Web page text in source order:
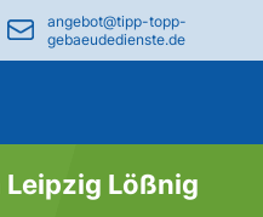
angebot@tipp-topp-
gebaeudedienste.de
Lößnig